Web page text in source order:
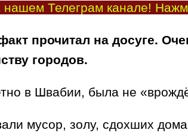
Телеграм канале!
прочитал на досуге.
городов.
в Швабии, была не
мусор, золу, сдохших